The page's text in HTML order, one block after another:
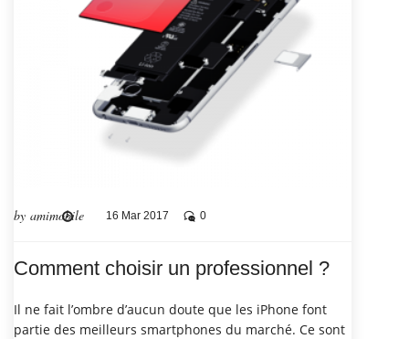
by amimobile 16 Mar 2017 0
Comment choisir un professionnel ?
Il ne fait l’ombre d’aucun doute que les iPhone font
partie des meilleurs smartphones du marché. Ce sont